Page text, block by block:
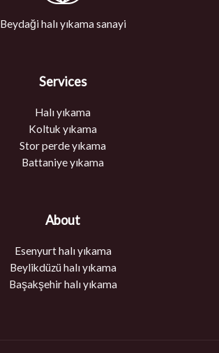
Beydaği halı yıkama sanayi
Services
Halı yıkama
Koltuk yıkama
Stor perde yıkama
Battaniye yıkama
About
Esenyurt halı yıkama
Beylikdüzü halı yıkama
Başakşehir halı yıkama